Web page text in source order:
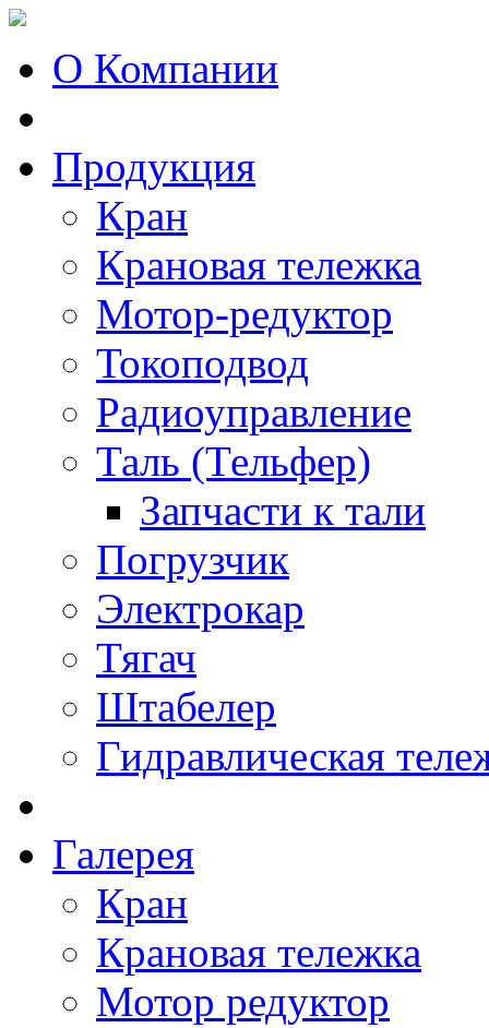
О Компании
Продукция
Кран
Крановая тележка
Мотор-редуктор
Токоподвод
Радиоуправление
Таль (Тельфер)
Запчасти к тали
Погрузчик
Электрокар
Тягач
Штабелер
Гидравлическая
Галерея
Кран
Крановая тележка
Мотор редуктор